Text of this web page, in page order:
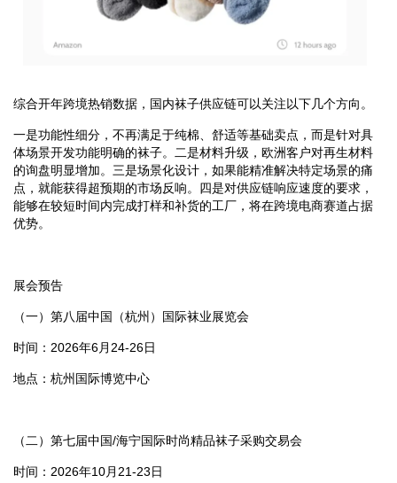
综合开年跨境热销数据，国内袜子供应链可以关注以下几个方向。
一是功能性细分，不再满足于纯棉、舒适等基础卖点，而是针对具
体场景开发功能明确的袜子。二是材料升级，欧洲客户对再生材料
的询盘明显增加。三是场景化设计，如果能精准解决特定场景的痛
点，就能获得超预期的市场反响。四是对供应链响应速度的要求，
能够在较短时间内完成打样和补货的工厂，将在跨境电商赛道占据
优势。
展会预告
（一）第八届中国（杭州）国际袜业展览会
时间：2026年6月24-26日
地点：杭州国际博览中心
（二）第七届中国/海宁国际时尚精品袜子采购交易会
时间：2026年10月21-23日